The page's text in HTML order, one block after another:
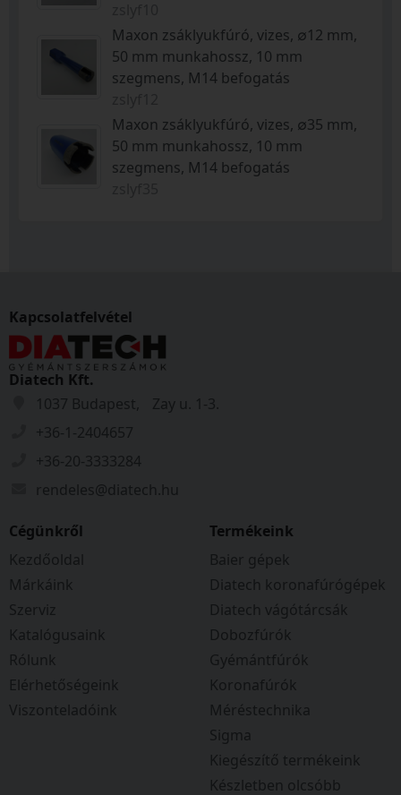
Maxon zsáklyukfúró, vizes, ∅12 mm,
50 mm munkahossz, 10 mm
szegmens, M14 befogatás
Maxon zsáklyukfúró, vizes, ∅35 mm,
50 mm munkahossz, 10 mm
szegmens, M14 befogatás
Kapcsolatfelvétel
Diatech Kft.
1037 Budapest, Zay u. 1-3.
+36-1-2404657
+36-20-3333284
rendeles@diatech.hu
Cégünkről
Kezdőoldal
Márkáink
Szerviz
Katalógusaink
Rólunk
Elérhetőségeink
Viszonteladóink
Termékeink
Baier gépek
Diatech koronafúrógépek
Diatech vágótárcsák
Dobozfúrók
Gyémántfúrók
Koronafúrók
Méréstechnika
Sigma
Kiegészítő termékeink
Készletben olcsóbb